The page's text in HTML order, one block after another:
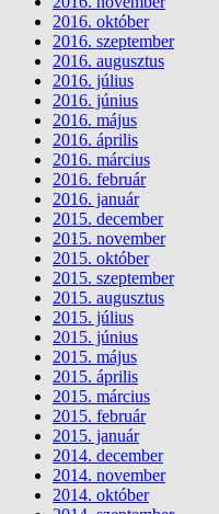
2016. október
2016. szeptember
2016. augusztus
2016. július
2016. június
2016. május
2016. április
2016. március
2016. február
2016. január
2015. december
2015. november
2015. október
2015. szeptember
2015. augusztus
2015. július
2015. június
2015. május
2015. április
2015. március
2015. február
2015. január
2014. december
2014. november
2014. október